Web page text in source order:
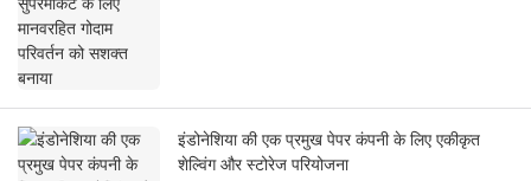
इंडोनेशिया की एक प्रमुख पेपर कंपनी के लिए एकीकृत
शेल्विंग और स्टोरेज परियोजना